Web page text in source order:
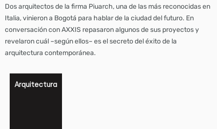
Dos arquitectos de la firma Piuarch, una de las más reconocidas en
Italia, vinieron a Bogotá para hablar de la ciudad del futuro. En
conversación con AXXIS repasaron algunos de sus proyectos y
revelaron cuál –según ellos– es el secreto del éxito de la
arquitectura contemporánea.
Arquitectura